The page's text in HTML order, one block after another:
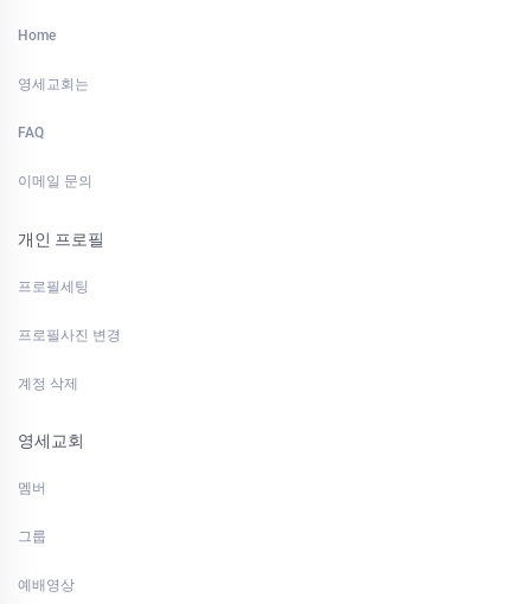
Home
영세교회는
FAQ
이메일 문의
개인 프로필
프로필세팅
프로필사진 변경
계정 삭제
영세교회
멤버
그룹
예배영상